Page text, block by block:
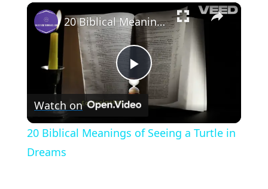
×
Play
20 Biblical Meanings of Seeing a Turtle in Dreams
Watch on
20 Biblical Meanings of Seeing a Turtle in
Dreams